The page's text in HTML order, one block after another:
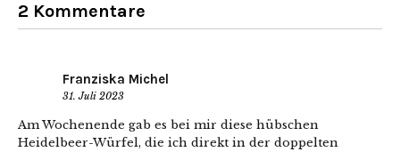
2 Kommentare
Franziska Michel
31. Juli 2023
Am Wochenende gab es bei mir diese hübschen
Heidelbeer-Würfel, die ich direkt in der doppelten